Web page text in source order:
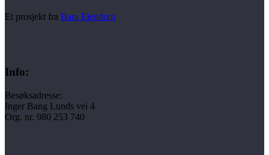
Et prosjekt fra Bara Eiendom
Info:
Besøksadresse:
Inger Bang Lunds vei 4
Org. nr. 980 253 740